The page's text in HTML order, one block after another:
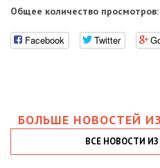
Общее количество просмотров:
Facebook Twitter
БОЛЬШЕ НОВОСТЕЙ
ВСЕ НОВОСТИ